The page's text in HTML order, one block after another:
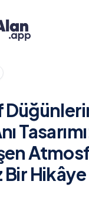
Hikâye